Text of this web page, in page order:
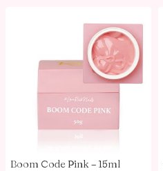
a
n
o
p
Boom Code Pink – 15ml